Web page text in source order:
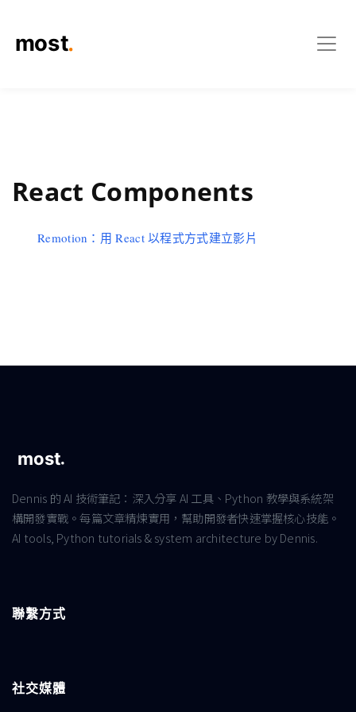
React Components
Remotion：用 React 以程式方式建立影片
Dennis 的 AI 技術筆記：深入分享 AI 工具、Python 教學與系統架
構開發實戰。每篇文章精煉實用，幫助開發者快速掌握核心技能。
AI tools, Python tutorials & system architecture by Dennis.
聯繫方式
社交媒體